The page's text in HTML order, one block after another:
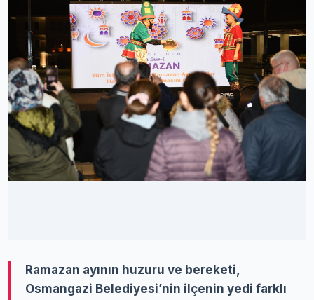
Ramazan ayının huzuru ve bereketi,
Osmangazi Belediyesi’nin ilçenin yedi farklı